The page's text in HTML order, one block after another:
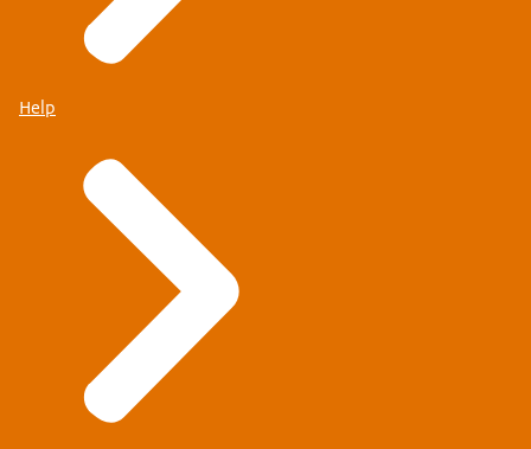
Help